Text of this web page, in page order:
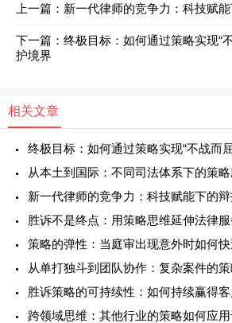
上一篇：新一代律师的竞争力：科技赋
下一篇：终极目标：如何通过策略实现“
护境界
相关文章
终极目标：如何通过策略实现“不战而
从本土到国际：不同司法体系下的策
新一代律师的竞争力：科技赋能下的
胜诉不是终点：用策略思维延伸法律
策略的弹性：当庭审出现意外时如何
从单打独斗到团队协作：复杂案件的
胜诉策略的可持续性：如何持续赢得
跨领域思维：其他行业的策略如何应